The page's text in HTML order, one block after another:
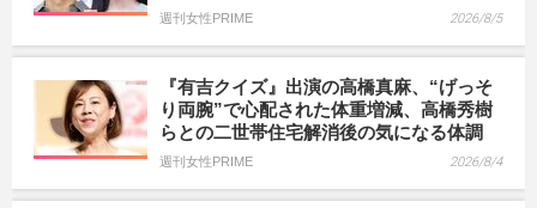
週刊女性PRIME 2026/8/5
『有吉クイズ』出演の高橋真麻、“げっそ
り両腕”で心配された体重増減、高橋秀樹
らとの二世帯住宅解消後の気になる体調
週刊女性PRIME 2026/8/4